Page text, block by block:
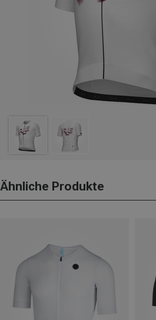
Ähnliche Produkte